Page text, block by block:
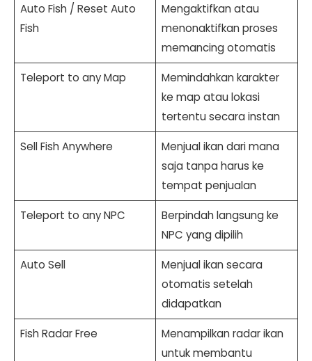
Auto Fish / Reset Auto
Fish
Mengaktifkan atau
menonaktifkan proses
memancing otomatis
Teleport to any Map
Memindahkan karakter
ke map atau lokasi
tertentu secara instan
Sell Fish Anywhere
Menjual ikan dari mana
saja tanpa harus ke
tempat penjualan
Teleport to any NPC
Berpindah langsung ke
NPC yang dipilih
Auto Sell
Menjual ikan secara
otomatis setelah
didapatkan
Fish Radar Free
Menampilkan radar ikan
untuk membantu